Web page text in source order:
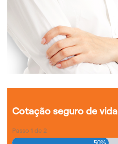
Cotação seguro de vida
Passo 1 de 2